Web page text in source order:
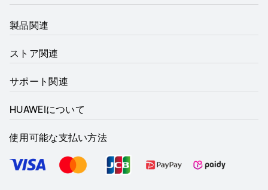
製品関連
ストア関連
サポート関連
HUAWEIについて
使用可能な支払い方法